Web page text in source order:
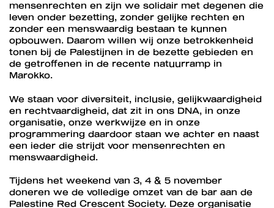
mensenrechten en zijn we solidair met degenen die
leven onder bezetting, zonder gelijke rechten en
zonder een menswaardig bestaan te kunnen
opbouwen. Daarom willen wij onze betrokkenheid
tonen bij de Palestijnen in de bezette gebieden en
de getroffenen in de recente natuurramp in
Marokko.
We staan voor diversiteit, inclusie, gelijkwaardigheid
en rechtvaardigheid, dat zit in ons DNA, in onze
organisatie, onze werkwijze en in onze
programmering daardoor staan we achter en naast
een ieder die strijdt voor mensenrechten en
menswaardigheid.
Tijdens het weekend van 3, 4 & 5 november
doneren we de volledige omzet van de bar aan de
Palestine Red Crescent Society. Deze organisatie